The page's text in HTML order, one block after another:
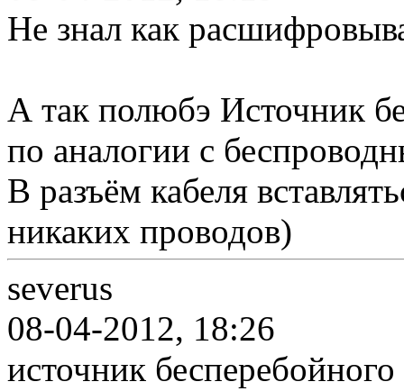
Не знал как
А так полюбэ Источник
по аналогии с
В разъём кабеля
никаких проводов)
severus
08-04-2012, 18:26
источник